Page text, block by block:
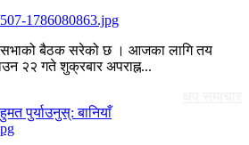
बैठक सरेको छ । आजका लागि तय
२२ गते शुक्रबार अपराह्न...
पुर्याउनुस्: बानियाँ